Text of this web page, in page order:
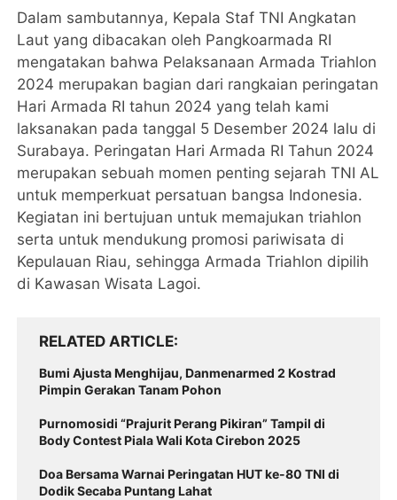
Dalam sambutannya, Kepala Staf TNI Angkatan
Laut yang dibacakan oleh Pangkoarmada RI
mengatakan bahwa Pelaksanaan Armada Triahlon
2024 merupakan bagian dari rangkaian peringatan
Hari Armada RI tahun 2024 yang telah kami
laksanakan pada tanggal 5 Desember 2024 lalu di
Surabaya. Peringatan Hari Armada RI Tahun 2024
merupakan sebuah momen penting sejarah TNI AL
untuk memperkuat persatuan bangsa Indonesia.
Kegiatan ini bertujuan untuk memajukan triahlon
serta untuk mendukung promosi pariwisata di
Kepulauan Riau, sehingga Armada Triahlon dipilih
di Kawasan Wisata Lagoi.
RELATED ARTICLE
Bumi Ajusta Menghijau, Danmenarmed 2 Kostrad
Pimpin Gerakan Tanam Pohon
Purnomosidi “Prajurit Perang Pikiran” Tampil di
Body Contest Piala Wali Kota Cirebon 2025
Doa Bersama Warnai Peringatan HUT ke-80 TNI di
Dodik Secaba Puntang Lahat